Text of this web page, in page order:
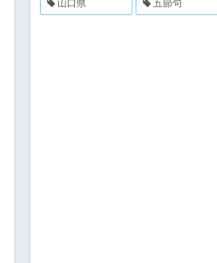
山口県 五節句